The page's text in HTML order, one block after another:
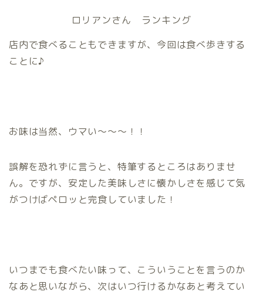
ロリアンさん ランキング
店内で食べることもできますが、今回は食べ歩きする
ことに♪
お味は当然、ウマい～～～！！
誤解を恐れずに言うと、特筆するところはありませ
ん。ですが、安定した美味しさに懐かしさを感じて気
がつけばペロッと完食していました！
いつまでも食べたい味って、こういうことを言うのか
なあと思いながら、次はいつ行けるかなあと考えてい